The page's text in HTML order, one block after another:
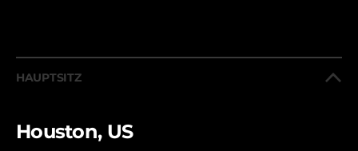
HAUPTSITZ
Houston, US